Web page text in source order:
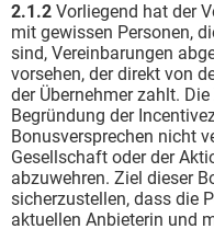
2.1.2 Vorliegend hat der
mit gewissen Personen,
sind, Vereinbarungen
vorsehen, der direkt von
der Übernehmer zahlt.
Begründung der
Bonusversprechen nicht
Gesellschaft oder der
abzuwehren. Ziel dieser
sicherzustellen, dass die
aktuellen Anbieterin und